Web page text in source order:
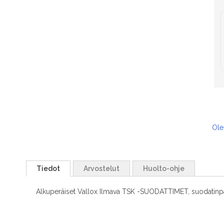
Tiedot
Alkuperäiset Vallox Ilmava TSK -SUODATTIMET,
Arvostelut Huolto-ohje